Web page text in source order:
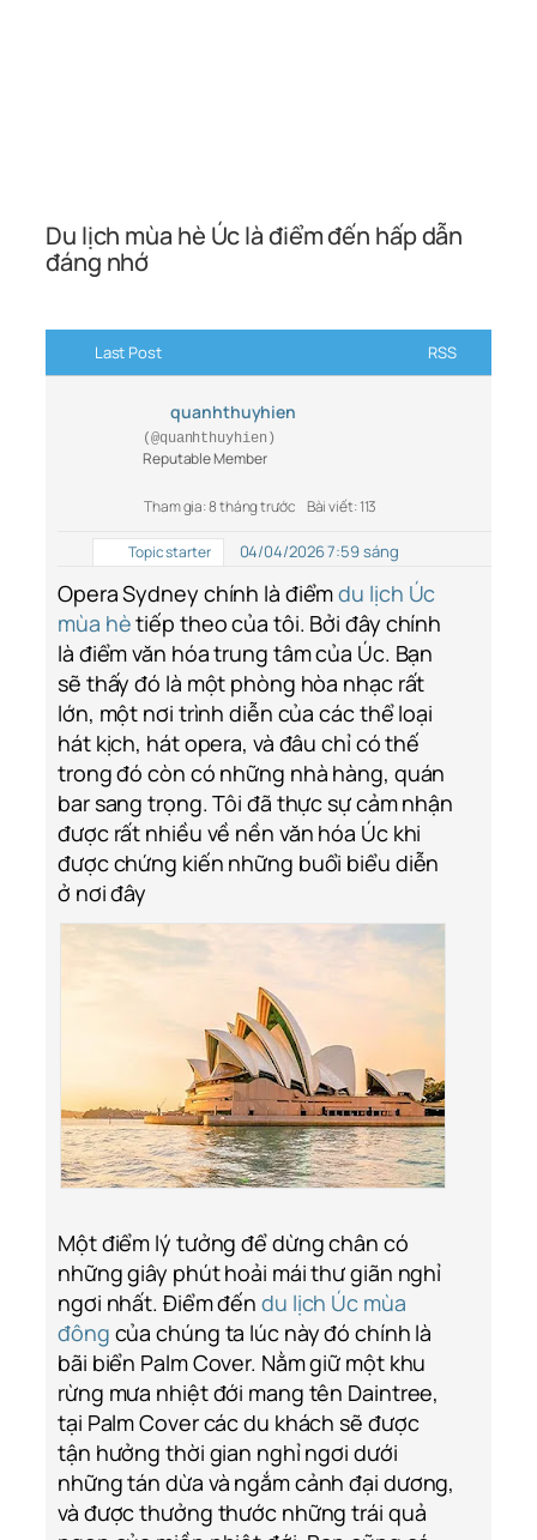
Du lịch mùa hè Úc là điểm đến hấp dẫn
đáng nhớ
Last Post RSS
quanhthuyhien
(@quanhthuyhien)
Reputable Member
Tham gia: 8 tháng trước Bài viết: 113
Topic starter 04/04/2026 7:59 sáng
Opera Sydney chính là điểmdu lịch Úc
mùa hètiếp theo của tôi. Bởi đây chính
là điểm văn hóa trung tâm của Úc. Bạn
sẽ thấy đó là một phòng hòa nhạc rất
lớn, một nơi trình diễn của các thể loại
hát kịch, hát opera, và đâu chỉ có thế
trong đó còn có những nhà hàng, quán
bar sang trọng. Tôi đã thực sự cảm nhận
được rất nhiều về nền văn hóa Úc khi
được chứng kiến những buổi biểu diễn
ở nơi đây
Một điểm lý tưởng để dừng chân có
những giây phút hoải mái thư giãn nghỉ
ngơi nhất. Điểm đến du lịch Úc mùa
đông của chúng ta lúc này đó chính là
bãi biển Palm Cover. Nằm giữ một khu
rừng mưa nhiệt đới mang tên Daintree,
tại Palm Cover các du khách sẽ được
tận hưởng thời gian nghỉ ngơi dưới
những tán dừa và ngắm cảnh đại dương,
và được thưởng thước những trái quả